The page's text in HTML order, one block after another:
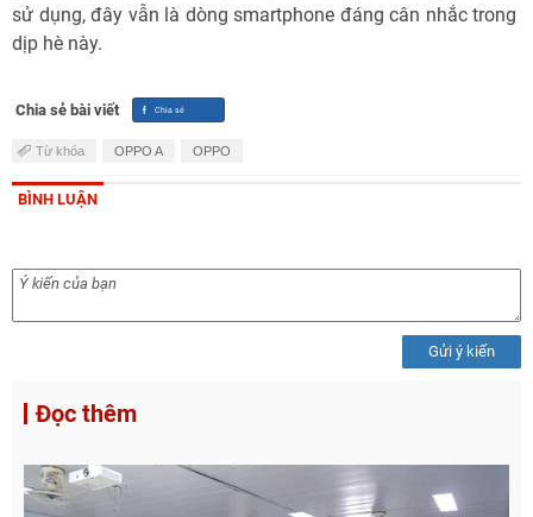
sử dụng, đây vẫn là dòng smartphone đáng cân nhắc trong
dịp hè này.
Chia sẻ bài viết
Từ khóa OPPO A OPPO
BÌNH LUẬN
Gửi ý kiến
Đọc thêm